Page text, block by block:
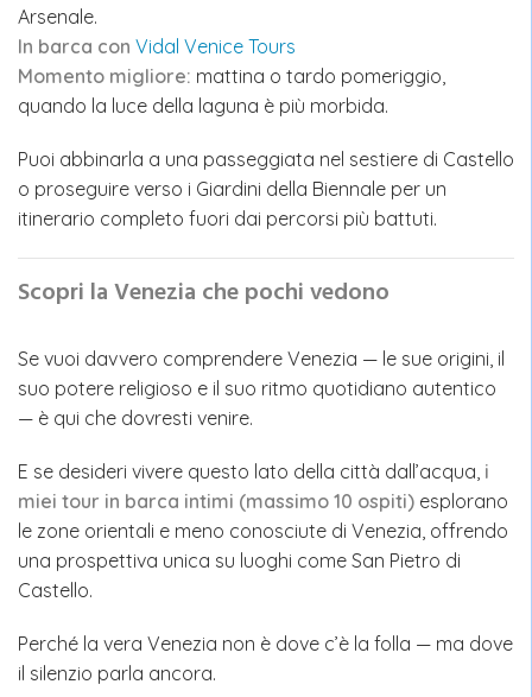
Arsenale.
In barca con Vidal Venice Tours
Momento migliore: mattina o tardo pomeriggio,
quando la luce della laguna è più morbida.
Puoi abbinarla a una passeggiata nel sestiere di Castello
o proseguire verso i Giardini della Biennale per un
itinerario completo fuori dai percorsi più battuti.
Scopri la Venezia che pochi vedono
Se vuoi davvero comprendere Venezia — le sue origini, il
suo potere religioso e il suo ritmo quotidiano autentico
— è qui che dovresti venire.
E se desideri vivere questo lato della città dall’acqua, i
miei tour in barca intimi (massimo 10 ospiti) esplorano
le zone orientali e meno conosciute di Venezia, offrendo
una prospettiva unica su luoghi come San Pietro di
Castello.
Perché la vera Venezia non è dove c’è la folla — ma dove
il silenzio parla ancora.